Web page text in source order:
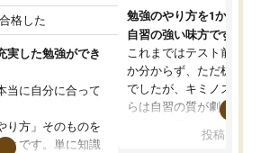
合格した
実した勉強ができ
当に自分に合って
り方」そのものを
とです。単に知識
勉強のやり方を1から教
自習の強い味方です。
これまではテスト前に何
か分からず、ただ机に座
でしたが、キミノスクー
らは自習の質が劇的に変
を明確にしてくれるの
投稿日：